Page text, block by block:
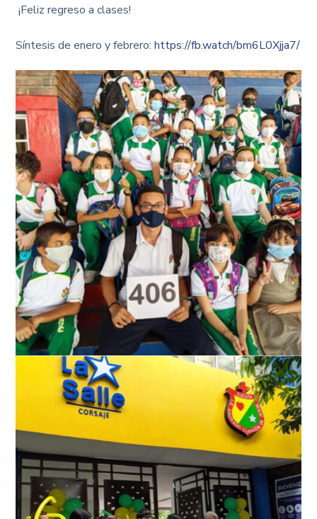
¡Feliz regreso a clases!
Síntesis de enero y febrero:https://fb.watch/bm6L0Xjja7/